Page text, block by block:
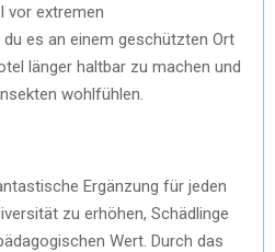
vor extremen
es an einem geschützten Ort
länger haltbar zu machen und
wohlfühlen.
Ergänzung für jeden
zu erhöhen, Schädlinge
Wert. Durch das